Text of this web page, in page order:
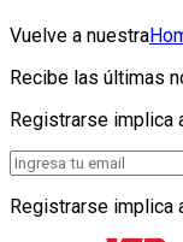
Vuelve a nuestra
Recibe las últimas
Registrarse implica
Registrarse implica